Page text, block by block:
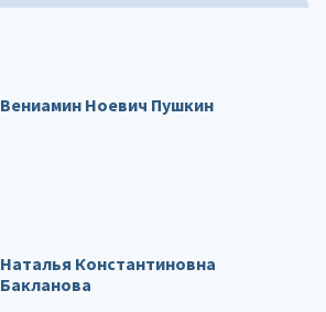
Вениамин Ноевич Пушкин
Наталья Константиновна
Бакланова